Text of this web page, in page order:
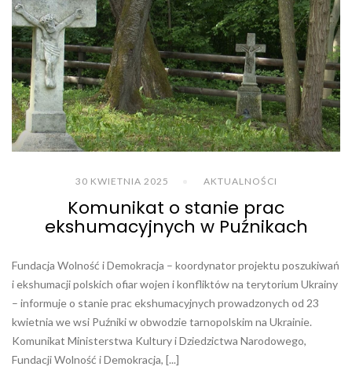
30 KWIETNIA 2025 AKTUALNOŚCI
Komunikat o stanie prac
ekshumacyjnych w Puźnikach
Fundacja Wolność i Demokracja – koordynator projektu poszukiwań
i ekshumacji polskich ofiar wojen i konfliktów na terytorium Ukrainy
– informuje o stanie prac ekshumacyjnych prowadzonych od 23
kwietnia we wsi Puźniki w obwodzie tarnopolskim na Ukrainie.
Komunikat Ministerstwa Kultury i Dziedzictwa Narodowego,
Fundacji Wolność i Demokracja, [...]